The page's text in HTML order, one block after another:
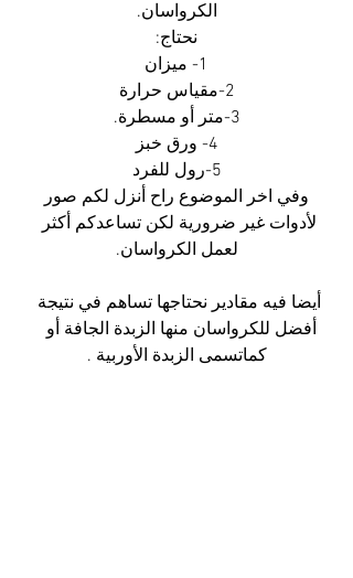
الكرواسان.
نحتاج:
1- ميزان
2-مقياس حرارة
3-متر أو مسطرة.
4- ورق خبز
5-رول للفرد
وفي اخر الموضوع راح أنزل لكم صور
لأدوات غير ضرورية لكن تساعدكم أكثر
لعمل الكرواسان.
أيضا فيه مقادير نحتاجها تساهم في نتيجة
أفضل للكرواسان منها الزبدة الجافة أو
كماتسمى الزبدة الأوربية .